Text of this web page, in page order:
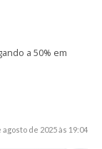
a 50% em
agosto de 2025 às 19:04